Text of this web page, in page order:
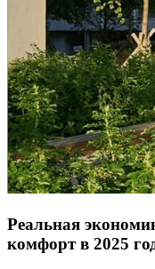
Реальная
комфорт в 2025